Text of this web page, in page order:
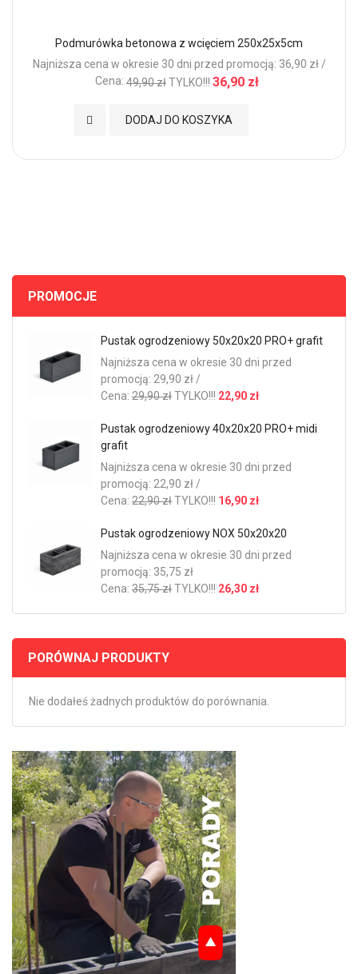
Podmurówka betonowa z wcięciem 250x25x5cm
Najniższa cena w okresie 30 dni przed promocją: 36,90 zł /
Cena: 49,90 złTYLKO!!! 36,90 zł
DODAJ DO KOSZYKA
Dodaj do Ulubionych
PROMOCJE
Pustak ogrodzeniowy 50x20x20 PRO+ grafit
Najniższa cena w okresie 30 dni przed
promocją: 29,90 zł /
Cena: 29,90 złTYLKO!!! 22,90 zł
Pustak ogrodzeniowy 40x20x20 PRO+ midi
grafit
Najniższa cena w okresie 30 dni przed
promocją: 22,90 zł /
Cena: 22,90 złTYLKO!!! 16,90 zł
Pustak ogrodzeniowy NOX 50x20x20
Najniższa cena w okresie 30 dni przed
promocją: 35,75 zł
Cena: 35,75 złTYLKO!!! 26,30 zł
PORÓWNAJ PRODUKTY
Nie dodałeś żadnych produktów do porównania.